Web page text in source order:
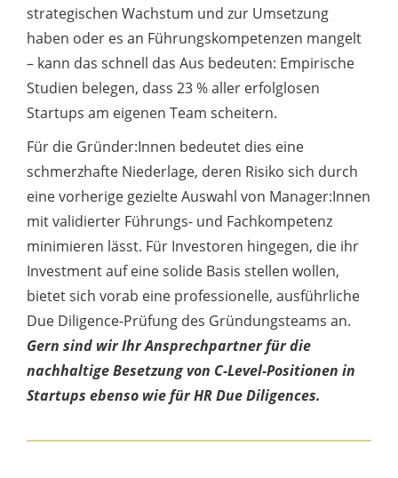
strategischen Wachstum und zur Umsetzung
haben oder es an Führungskompetenzen mangelt
– kann das schnell das Aus bedeuten: Empirische
Studien belegen, dass 23 % aller erfolglosen
Startups am eigenen Team scheitern.
Für die Gründer:Innen bedeutet dies eine
schmerzhafte Niederlage, deren Risiko sich durch
eine vorherige gezielte Auswahl von Manager:Innen
mit validierter Führungs- und Fachkompetenz
minimieren lässt. Für Investoren hingegen, die ihr
Investment auf eine solide Basis stellen wollen,
bietet sich vorab eine professionelle, ausführliche
Due Diligence-Prüfung des Gründungsteams an.
Gern sind wir Ihr Ansprechpartner für die
nachhaltige Besetzung von C-Level-Positionen in
Startups ebenso wie für HR Due Diligences.